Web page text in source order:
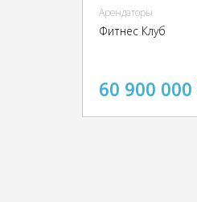
Арендаторы
Фитнес Клуб
60 900 000